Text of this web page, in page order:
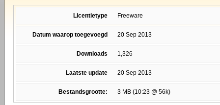
Licentietype Freeware
Datum waarop toegevoegd 20 Sep 2013
Downloads 1,326
Laatste update 20 Sep 2013
Bestandsgrootte: 3 MB (10:23 @ 56k)